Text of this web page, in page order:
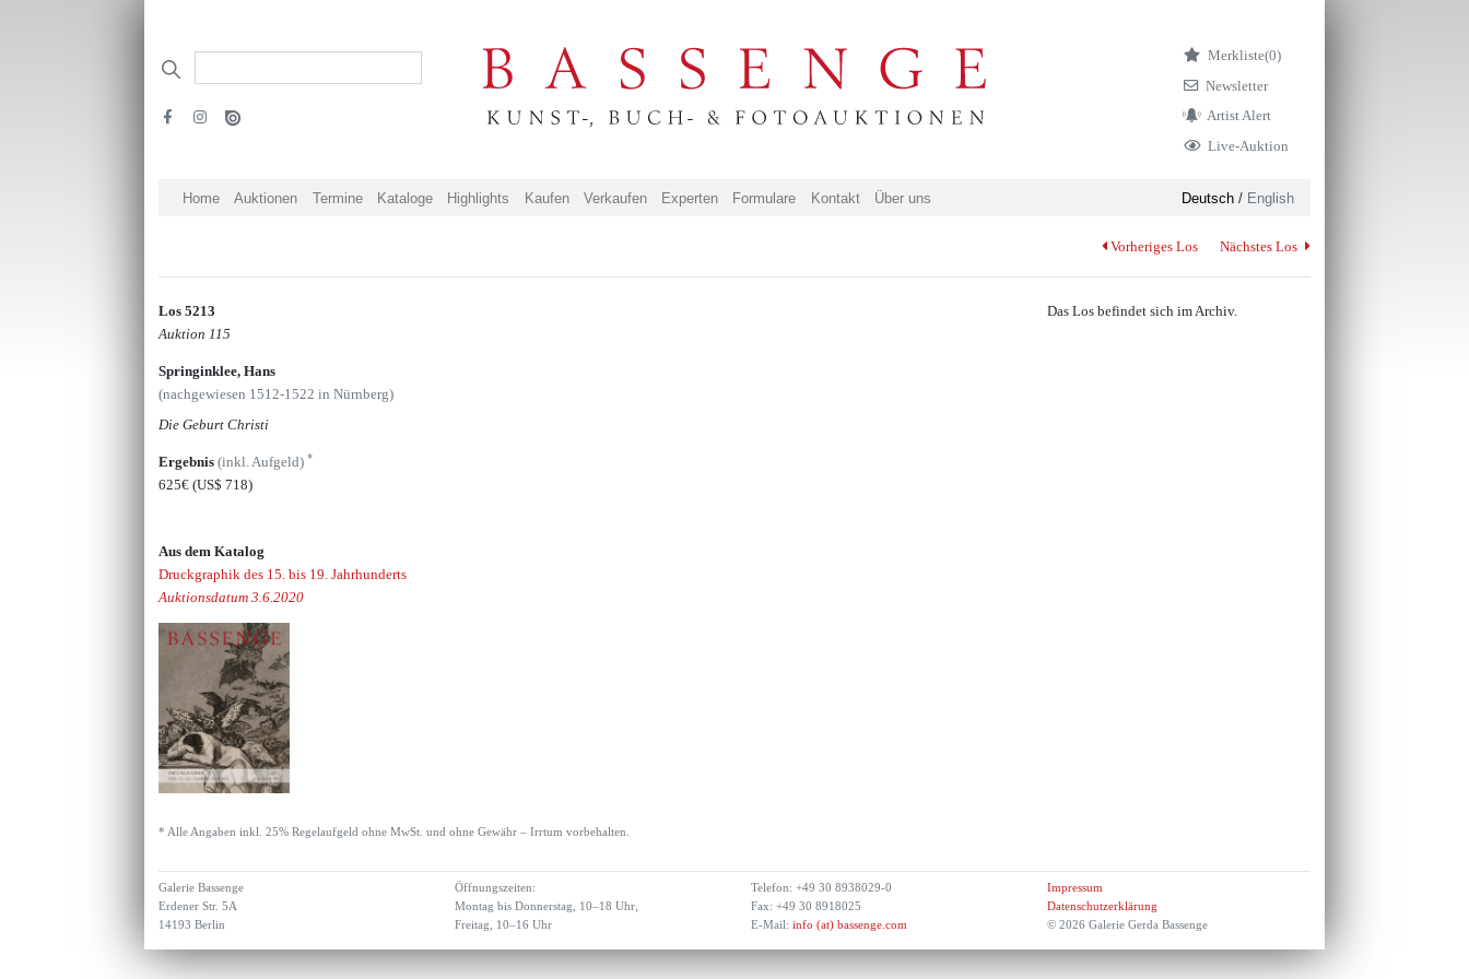
Merkliste(0)
Newsletter
Artist Alert
Live-Auktion
Home Auktionen Termine Kataloge Highlights Kaufen Verkaufen Experten Formulare Kontakt Über uns Deutsch/ English
Vorheriges Los Nächstes Los
Los 5213
Auktion 115
Springinklee, Hans
(nachgewiesen 1512-1522 in Nürnberg)
Die Geburt Christi
Ergebnis(inkl. Aufgeld)*
625€(US$ 718)
Aus dem Katalog
Druckgraphik des 15. bis 19. Jahrhunderts
Auktionsdatum 3.6.2020
Das Los befindet sich im Archiv.
* Alle Angaben inkl. 25% Regelaufgeld ohne MwSt. und ohne Gewähr – Irrtum vorbehalten.
Galerie Bassenge
Erdener Str. 5A
14193 Berlin
Öffnungszeiten:
Montag bis Donnerstag, 10–18 Uhr,
Freitag, 10–16 Uhr
Telefon: +49 30 8938029-0
Fax: +49 30 8918025
E-Mail: info (at) bassenge.com
Impressum
Datenschutzerklärung
© 2026 Galerie Gerda Bassenge